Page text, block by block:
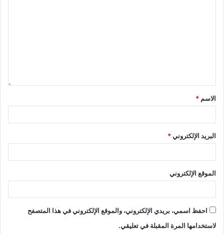
الاسم *
البريد الإلكتروني*
الموقع الإلكتروني
احفظ اسمي، بريدي الإلكتروني، والموقع الإلكتروني في هذا المتصفح
لاستخدامها المرة المقبلة في تعليقي.